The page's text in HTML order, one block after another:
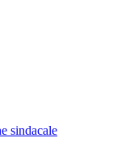
sindacale